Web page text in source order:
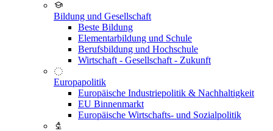
Bildung und Gesellschaft
Beste Bildung
Elementarbildung und Schule
Berufsbildung und Hochschule
Wirtschaft - Gesellschaft - Zukunft
Europapolitik
Europäische Industriepolitik & Nachhaltigkeit
EU Binnenmarkt
Europäische Wirtschafts- und Sozialpolitik